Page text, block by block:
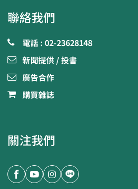
聯絡我們
電話 : 02-23628148
新聞提供 / 投書
廣告合作
購買雜誌
關注我們